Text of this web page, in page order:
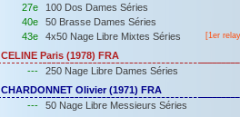
27e
100 Dos Dames Séries
40e
50 Brasse Dames Séries
43e
4x50 Nage Libre Mixtes Séries [1er
CELINE Paris (1978) FRA
---
250 Nage Libre Dames Séries
CHARDONNET Olivier (1971) FRA
---
50 Nage Libre Messieurs Séries